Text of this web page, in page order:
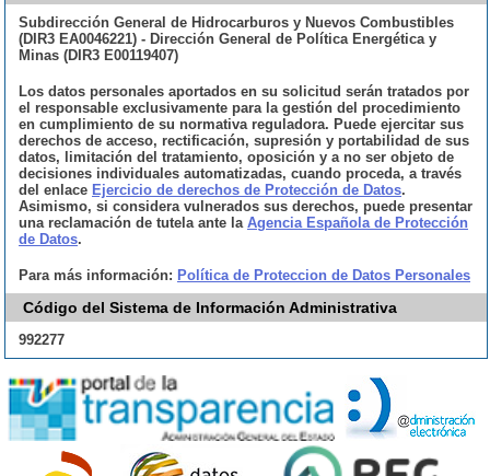
Subdirección General de Hidrocarburos y Nuevos Combustibles
(DIR3 EA0046221) - Dirección General de Política Energética y
Minas (DIR3 E00119407)
Los datos personales aportados en su solicitud serán tratados por
el responsable exclusivamente para la gestión del procedimiento
en cumplimiento de su normativa reguladora. Puede ejercitar sus
derechos de acceso, rectificación, supresión y portabilidad de sus
datos, limitación del tratamiento, oposición y a no ser objeto de
decisiones individuales automatizadas, cuando proceda, a través
del enlace Ejercicio de derechos de Protección de Datos.
Asimismo, si considera vulnerados sus derechos, puede presentar
una reclamación de tutela ante la Agencia Española de Protección
de Datos.
Para más información: Política de Proteccion de Datos Personales
Código del Sistema de Información Administrativa
992277